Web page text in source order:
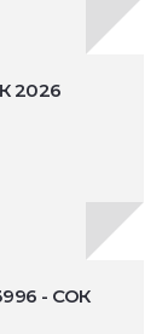
2026
- СОК